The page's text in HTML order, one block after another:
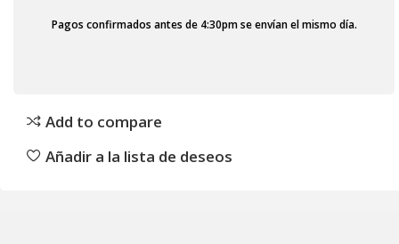
Pagos confirmados antes de 4:30pm se envían el mismo día.
Add to compare
Añadir a la lista de deseos